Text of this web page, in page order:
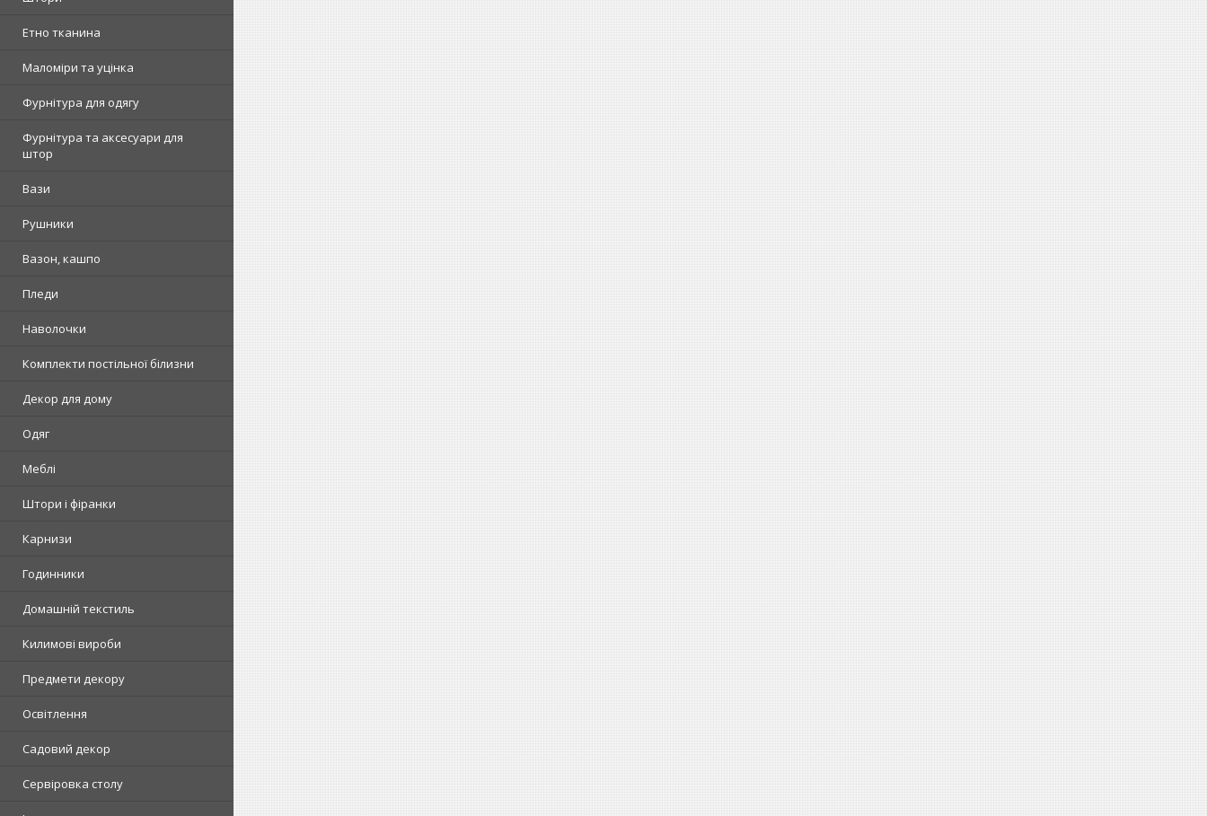
Етно тканина
Маломіри та уцінка
Фурнітура для одягу
Фурнітура та аксесуари для
штор
Вази
Рушники
Вазон, кашпо
Пледи
Наволочки
Комплекти постільної білизни
Декор для дому
Одяг
Меблі
Штори і фіранки
Карнизи
Годинники
Домашній текстиль
Килимові вироби
Предмети декору
Освітлення
Садовий декор
Сервіровка столу